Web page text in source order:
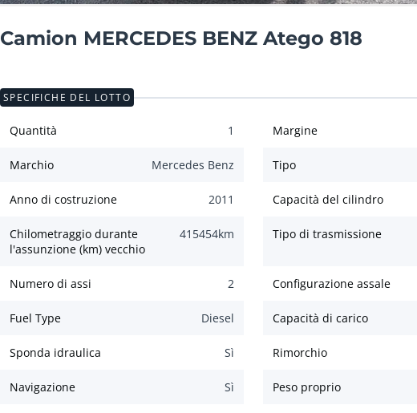
Camion MERCEDES BENZ Atego 818
SPECIFICHE DEL LOTTO
Quantità 1 Margine
Marchio Mercedes Benz Tipo
Anno di costruzione 2011 Capacità del cilindro
Chilometraggio durante
l'assunzione (km) vecchio
415454km Tipo di trasmissione
Numero di assi 2 Configurazione assale
Fuel Type Diesel Capacità di carico
Sponda idraulica Sì Rimorchio
Navigazione Sì Peso proprio